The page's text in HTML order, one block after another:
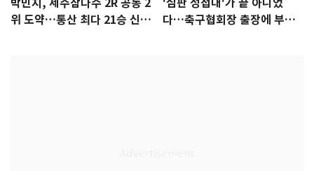
박민지, 제주삼다수 2R 공동 2
위 도약…통산 최다 21승 신기
'심판 성접대'가 끝 아니었
다…축구협회장 출장에 부인